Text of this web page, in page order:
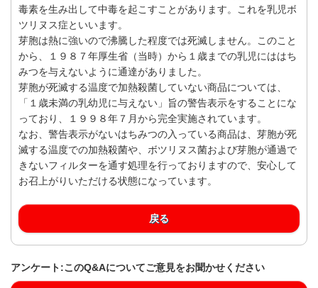
毒素を生み出して中毒を起こすことがあります。これを乳児ボ
ツリヌス症といいます。
芽胞は熱に強いので沸騰した程度では死滅しません。このこと
から、１９８７年厚生省（当時）から１歳までの乳児にははち
みつを与えないように通達がありました。
芽胞が死滅する温度で加熱殺菌していない商品については、
「１歳未満の乳幼児に与えない」旨の警告表示をすることにな
っており、１９９８年７月から完全実施されています。
なお、警告表示がないはちみつの入っている商品は、芽胞が死
滅する温度での加熱殺菌や、ボツリヌス菌および芽胞が通過で
きないフィルターを通す処理を行っておりますので、安心して
お召上がりいただける状態になっています。
戻る
アンケート:このQ&Aについてご意見をお聞かせください